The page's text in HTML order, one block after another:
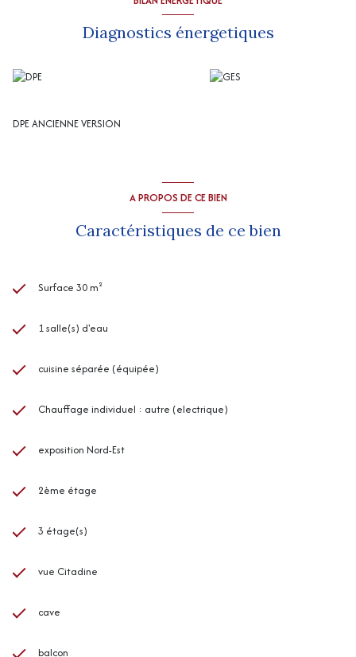
Diagnostics énergetiques
DPE ANCIENNE VERSION
A PROPOS DE CE BIEN
Caractéristiques de ce bien
Surface 30 m²
1 salle(s) d'eau
cuisine séparée (équipée)
Chauffage individuel : autre (electrique)
exposition Nord-Est
2ème étage
3 étage(s)
vue Citadine
cave
balcon